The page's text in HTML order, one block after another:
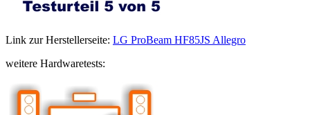
Link zur Herstellerseite: LG ProBeam HF85JS Allegro
weitere Hardwaretests: